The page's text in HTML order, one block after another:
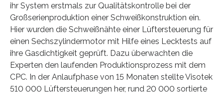
ihr System erstmals zur Qualitätskontrolle bei der
Großserienproduktion einer Schweißkonstruktion ein.
Hier wurden die Schweißnähte einer Lüftersteuerung für
einen Sechszylindermotor mit Hilfe eines Lecktests auf
ihre Gasdichtigkeit geprüft. Dazu überwachten die
Experten den laufenden Produktionsprozess mit dem
CPC. In der Anlaufphase von 15 Monaten stellte Visotek
510 000 Lüftersteuerungen her, rund 20 000 sortierte